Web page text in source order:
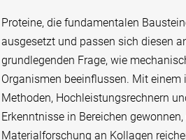
Proteine, die fundamentalen
ausgesetzt und passen sich diesen
grundlegenden Frage, wie
Organismen beeinflussen. Mit
Methoden, Hochleistungsrechnern
Erkenntnisse in Bereichen
Materialforschung an Kollagen